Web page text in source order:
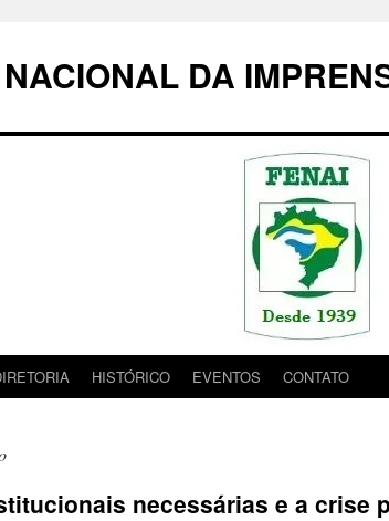
DA
HISTÓRICO EVENTOS CONTATO
necessárias e a crise